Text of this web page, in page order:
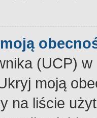
(UCP) w
moją
na liście